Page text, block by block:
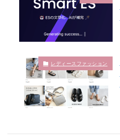
レディースファッション